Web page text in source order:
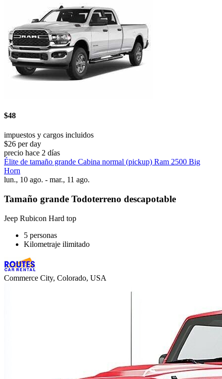
$48
impuestos y cargos incluidos
$26 per day
precio hace 2 días
Élite de tamaño grande Cabina normal (pickup) Ram 2500 Big
Horn
lun., 10 ago. - mar., 11 ago.
Tamaño grande Todoterreno descapotable
Jeep Rubicon Hard top
5 personas
Kilometraje ilimitado
Commerce City, Colorado, USA